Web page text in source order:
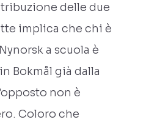
delle due
implica che chi è
a scuola è
Bokmål già dalla
non è
Coloro che